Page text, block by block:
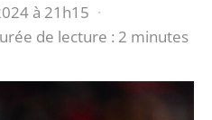
à 21h15 ·
de lecture : 2 minutes